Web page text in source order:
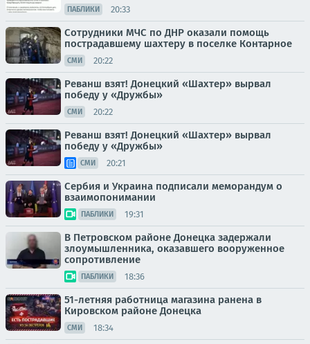
ПАБЛИКИ 20:33
Сотрудники МЧС по ДНР оказали помощь
пострадавшему шахтеру в поселке Контарное
СМИ 20:22
Реванш взят! Донецкий «Шахтер» вырвал
победу у «Дружбы»
СМИ 20:22
Реванш взят! Донецкий «Шахтер» вырвал
победу у «Дружбы»
СМИ 20:21
Сербия и Украина подписали меморандум о
взаимопонимании
ПАБЛИКИ 19:31
В Петровском районе Донецка задержали
злоумышленника, оказавшего вооруженное
сопротивление
ПАБЛИКИ 18:36
51-летняя работница магазина ранена в
Кировском районе Донецка
СМИ 18:34